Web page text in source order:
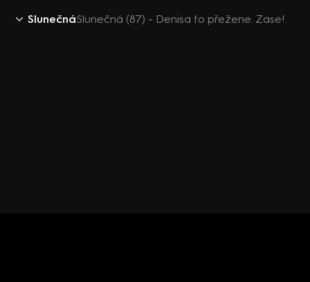
SlunečnáSlunečná (87) - Denisa to přežene. Zase!